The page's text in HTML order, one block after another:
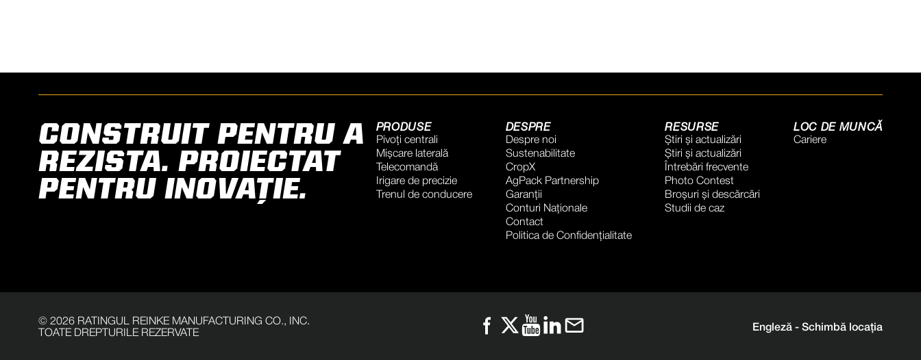
CONSTRUIT PENTRU A
REZISTA. PROIECTAT
PENTRU INOVAȚIE.
PRODUSE
Pivoți centrali
Mișcare laterală
Telecomandă
Irigare de precizie
Trenul de conducere
DESPRE
Despre noi
Sustenabilitate
CropX
AgPack Partnership
Garanţii
Conturi Naţionale
Contact
Politica de Confidențialitate
RESURSE
Știri și actualizări
Știri și actualizări
Întrebări frecvente
Photo Contest
Broșuri și descărcări
Studii de caz
LOC DE MUNCĂ
Cariere
© 2026 RATINGUL REINKE MANUFACTURING CO., INC.
TOATE DREPTURILE REZERVATE
Engleză - Schimbă locația